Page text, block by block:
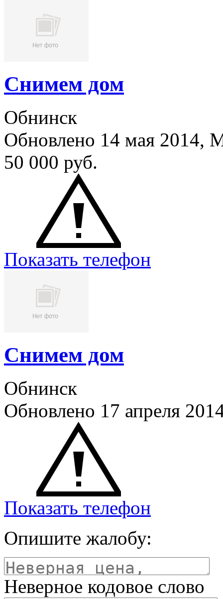
Снимем дом
Обнинск
Обновлено 14 мая
50 000 руб.
Показать телефон
Снимем дом
Обнинск
Обновлено 17 апреля
Показать телефон
Опишите жалобу:
Неверное кодовое слово